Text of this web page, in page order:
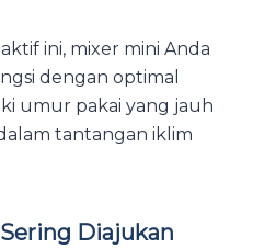
ini, mixer mini Anda
dengan optimal
umur pakai yang jauh
tantangan iklim
Diajukan